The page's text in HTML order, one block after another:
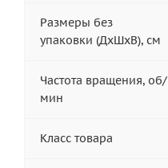
Размеры без
упаковки (ДxШxВ), см
Частота вращения, об/
мин
Класс товара